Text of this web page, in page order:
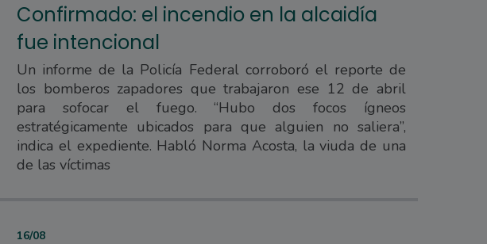
Confirmado: el incendio en la alcaidía
fue intencional
Un informe de la Policía Federal corroboró el reporte de
los bomberos zapadores que trabajaron ese 12 de abril
para sofocar el fuego. “Hubo dos focos ígneos
estratégicamente ubicados para que alguien no saliera”,
indica el expediente. Habló Norma Acosta, la viuda de una
de las víctimas
16/08